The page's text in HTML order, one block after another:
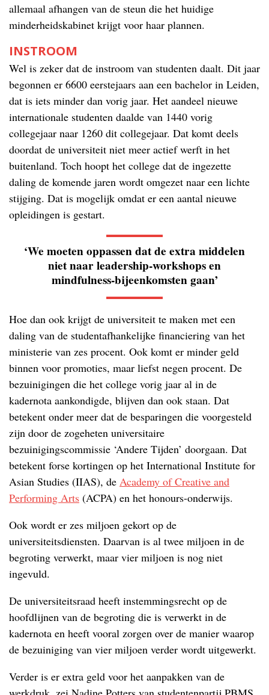
allemaal afhangen van de steun die het huidige
minderheidskabinet krijgt voor haar plannen.
INSTROOM
Wel is zeker dat de instroom van studenten daalt. Dit jaar
begonnen er 6600 eerstejaars aan een bachelor in Leiden,
dat is iets minder dan vorig jaar. Het aandeel nieuwe
internationale studenten daalde van 1440 vorig
collegejaar naar 1260 dit collegejaar. Dat komt deels
doordat de universiteit niet meer actief werft in het
buitenland. Toch hoopt het college dat de ingezette
daling de komende jaren wordt omgezet naar een lichte
stijging. Dat is mogelijk omdat er een aantal nieuwe
opleidingen is gestart.
‘We moeten oppassen dat de extra middelen
niet naar leadership-workshops en
mindfulness-bijeenkomsten gaan’
Hoe dan ook krijgt de universiteit te maken met een
daling van de studentafhankelijke financiering van het
ministerie van zes procent. Ook komt er minder geld
binnen voor promoties, maar liefst negen procent. De
bezuinigingen die het college vorig jaar al in de
kadernota aankondigde, blijven dan ook staan. Dat
betekent onder meer dat de besparingen die voorgesteld
zijn door de zogeheten universitaire
bezuinigingscommissie ‘Andere Tijden’ doorgaan. Dat
betekent forse kortingen op het International Institute for
Asian Studies (IIAS), de Academy of Creative and
Performing Arts (ACPA) en het honours-onderwijs.
Ook wordt er zes miljoen gekort op de
universiteitsdiensten. Daarvan is al twee miljoen in de
begroting verwerkt, maar vier miljoen is nog niet
ingevuld.
De universiteitsraad heeft instemmingsrecht op de
hoofdlijnen van de begroting die is verwerkt in de
kadernota en heeft vooral zorgen over de manier waarop
de bezuiniging van vier miljoen verder wordt uitgewerkt.
Verder is er extra geld voor het aanpakken van de